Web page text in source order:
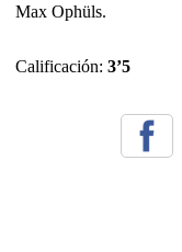
Max Ophüls.
Calificación: 3’5